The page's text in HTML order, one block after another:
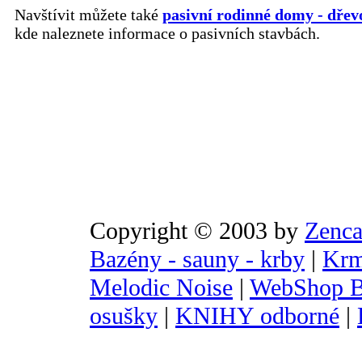
Navštívit můžete také pasivní rodinné domy -
kde naleznete informace o pasivních stavbách.
Copyright © 2003 by
Bazény - sauny - krby |
Melodic Noise | WebShop
osušky | KNIHY odborné |